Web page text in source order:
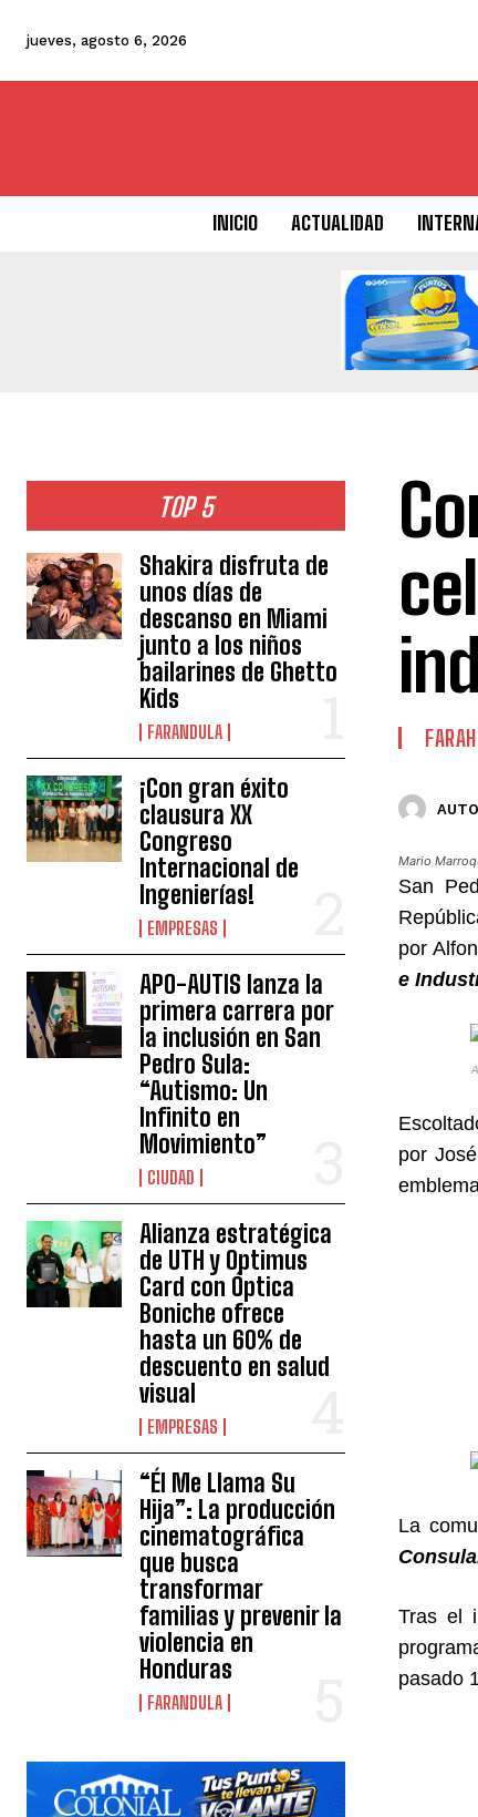
jueves, agosto 6, 2026
INICIO ACTUALIDAD
TOP 5
Shakira disfruta de
unos días de
descanso en Miami
junto a los niños
bailarines de Ghetto
Kids
FARANDULA
¡Con gran éxito
clausura XX
Congreso
Internacional de
Ingenierías!
EMPRESAS
APO-AUTIS lanza la
primera carrera por
la inclusión en San
Pedro Sula:
“Autismo: Un
Infinito en
Movimiento”
CIUDAD
Alianza estratégica
de UTH y Optimus
Card con Óptica
Boniche ofrece
hasta un 60% de
descuento en salud
visual
EMPRESAS
“Él Me Llama Su
Hija”: La producción
cinematográfica
que busca
transformar
familias y prevenir la
violencia en
Honduras
FARANDULA
Mario
San
por
e
por
La
Tras el
pasado